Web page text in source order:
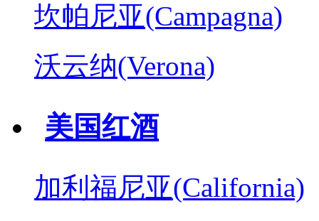
坎帕尼亚(Campagna)
沃云纳(Verona)
美国红酒
加利福尼亚(California)